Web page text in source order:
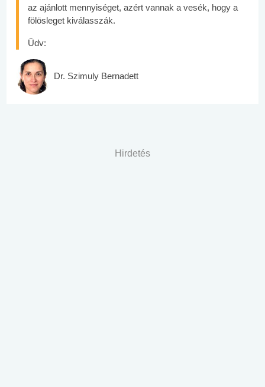
az ajánlott mennyiséget, azért vannak a vesék, hogy a
fölösleget kiválasszák.
Üdv:
Dr. Szimuly Bernadett
Hirdetés